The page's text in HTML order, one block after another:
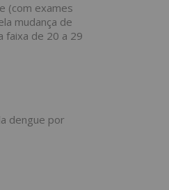
(com exames
mudança de
faixa de 20 a 29
dengue por